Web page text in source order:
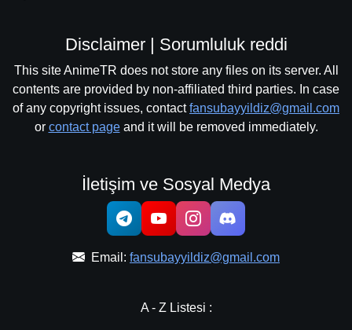
Disclaimer | Sorumluluk reddi
This site AnimeTR does not store any files on its server. All
contents are provided by non-affiliated third parties. In case
of any copyright issues, contactfansubayyildiz@gmail.com
or contact pageand it will be removed immediately.
İletişim ve Sosyal Medya
Email: fansubayyildiz@gmail.com
A - Z Listesi :